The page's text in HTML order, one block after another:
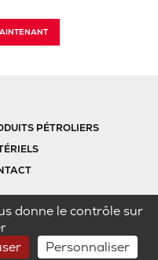
PÉTROLIERS
des
Plan du
donne le contrôle sur
Personnaliser